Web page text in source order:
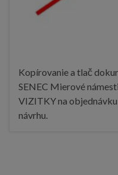
Kopírovanie a tlač
SENEC Mierové
VIZITKY na
návrhu.